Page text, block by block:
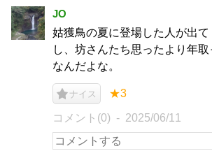
JO
姑獲鳥の夏に登場した人が出
し、坊さんたち思ったより年
なんだよな。
ナイス ★3
コメント(0) 2025/06/11